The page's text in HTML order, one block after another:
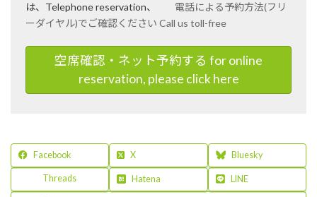
は、Telephone reservation、
電話による予約方法(フリ
ーダイヤル)でご確認ください Call us toll-free
空席確認・ネット予約する for online
reservation, please click here
Facebook X Bluesky
Threads Hatena LINE